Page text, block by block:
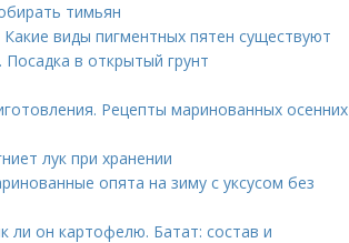
тимьян
виды пигментных пятен существуют
в открытый грунт
Рецепты маринованных осенних
лук при хранении
опята на зиму с уксусом без
ли он картофелю. Батат: состав и